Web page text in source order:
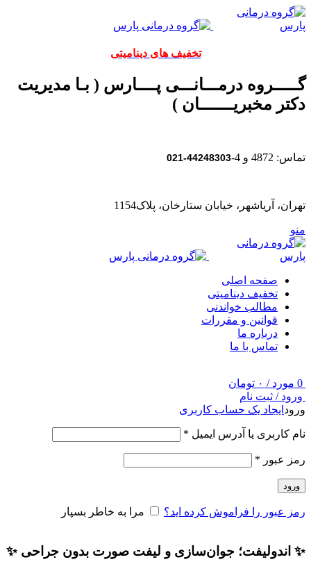
تخفیف های دینامیتی
گـــــروه درمـــانـــی پــــارس ( بـا مدیریت
دکتر مخبریـــــــان )
تماس: 4872 و 4- 44248303-021
تهران، آریاشهر، خیابان ستارخان، پلاک1154
منو
صفحه اصلی
تخفیف دینامیتی
مطالب خواندنی
قوانین و مقررات
درباره ما
تماس با ما
0 مورد / ۰ تومان
ورود / ثبت نام
ورود ایجاد یک حساب کاربری
نام کاربری یا آدرس ایمیل *
رمز عبور *
ورود
رمز عبور را فراموش کرده اید؟ مرا به خاطر بسپار
✨ اندولیفت؛ جوان‌سازی و لیفت صورت بدون جراحی ✨